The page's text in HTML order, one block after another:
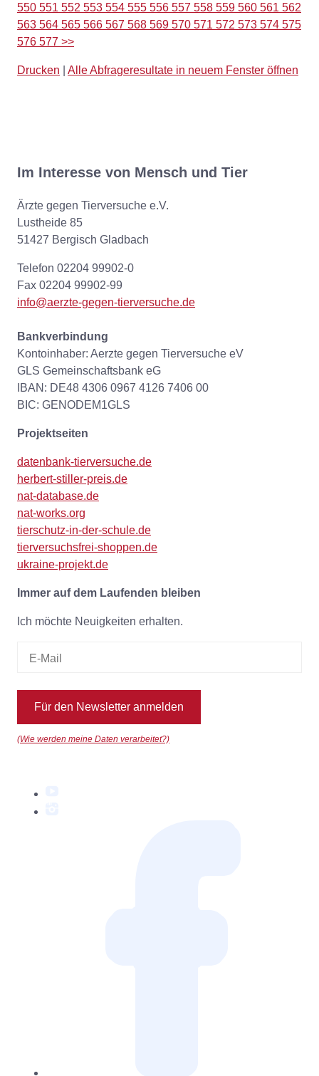
550 551 552 553 554 555 556 557 558 559 560 561 562
563 564 565 566 567 568 569 570 571 572 573 574 575
576 577 >>
Drucken Alle Abfrageresultate in neuem Fenster öffnen
Im Interesse von Mensch und Tier
Ärzte gegen Tierversuche e.V.
Lustheide 85
51427 Bergisch Gladbach
Telefon 02204 99902-0
Fax 02204 99902-99
info@aerzte-gegen-tierversuche.de
Bankverbindung
Kontoinhaber: Aerzte gegen Tierversuche eV
GLS Gemeinschaftsbank eG
IBAN: DE48 4306 0967 4126 7406 00
BIC: GENODEM1GLS
Projektseiten
datenbank-tierversuche.de
herbert-stiller-preis.de
nat-database.de
nat-works.org
tierschutz-in-der-schule.de
tierversuchsfrei-shoppen.de
ukraine-projekt.de
Immer auf dem Laufenden bleiben
Ich möchte Neuigkeiten erhalten.
Für den Newsletter anmelden
(Wie werden meine Daten verarbeitet?)